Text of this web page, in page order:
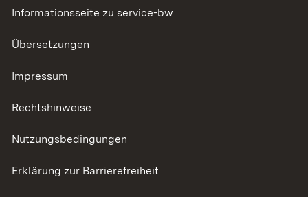
Informationsseite zu service-bw
Übersetzungen
Impressum
Rechtshinweise
Nutzungsbedingungen
Erklärung zur Barrierefreiheit